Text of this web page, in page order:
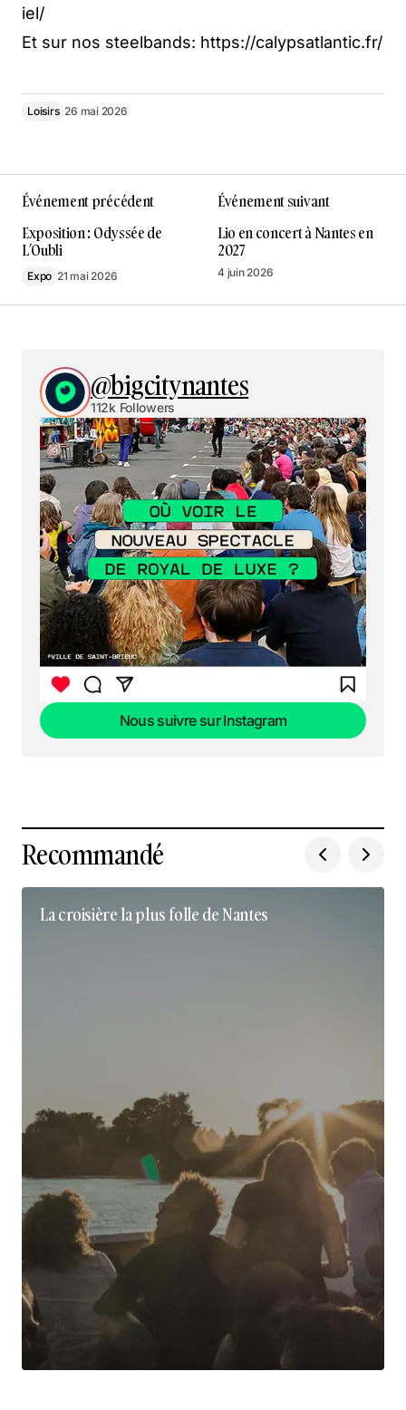
iel/
Et sur nos steelbands: https://calypsatlantic.fr/
Loisirs 26 mai 2026
Événement précédent
Exposition : Odyssée de
L’Oubli
Expo 21 mai 2026
Événement suivant
Lio en concert à Nantes en
2027
4 juin 2026
@bigcitynantes
112k Followers
Nous suivre sur Instagram
Recommandé
La croisière la plus folle de Nantes